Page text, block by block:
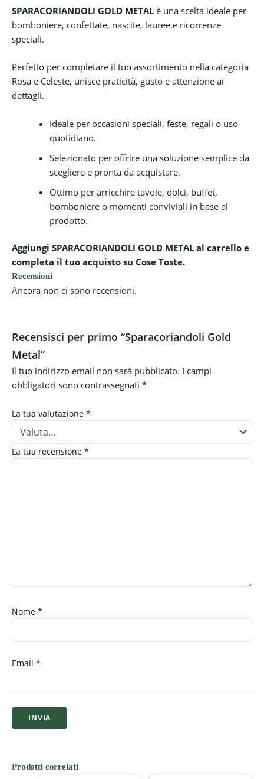
SPARACORIANDOLI GOLD METAL è una scelta ideale per
bomboniere, confettate, nascite, lauree e ricorrenze
speciali.
Perfetto per completare il tuo assortimento nella categoria
Rosa e Celeste, unisce praticità, gusto e attenzione ai
dettagli.
Ideale per occasioni speciali, feste, regali o uso
quotidiano.
Selezionato per offrire una soluzione semplice da
scegliere e pronta da acquistare.
Ottimo per arricchire tavole, dolci, buffet,
bomboniere o momenti conviviali in base al
prodotto.
Aggiungi SPARACORIANDOLI GOLD METAL al carrello e
completa il tuo acquisto su Cose Toste.
Recensioni
Ancora non ci sono recensioni.
Recensisci per primo “Sparacoriandoli Gold
Metal”
Il tuo indirizzo email non sarà pubblicato. I campi
obbligatori sono contrassegnati *
La tua valutazione *
La tua recensione *
Nome *
Email *
Prodotti correlati